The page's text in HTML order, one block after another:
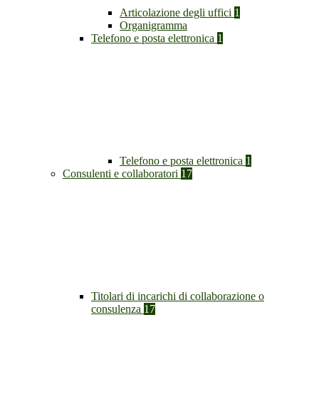
Articolazione degli uffici 1
Organigramma
Telefono e posta elettronica 1
Telefono e posta elettronica 1
Consulenti e collaboratori 17
Titolari di incarichi di collaborazione o
consulenza 17